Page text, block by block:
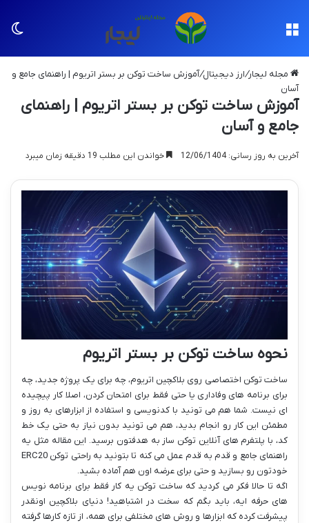
مجله لیجار/ارز دیجیتال/آموزش ساخت توکن بر بستر اتریوم | راهنمای جامع و
آسان
آموزش ساخت توکن بر بستر اتریوم | راهنمای
جامع و آسان
آخرین به روز رسانی: 12/06/1404 خواندن این مطلب 19 دقیقه زمان میبرد
نحوه ساخت توکن بر بستر اتریوم
ساخت توکن اختصاصی روی بلاکچین اتریوم، چه برای یک پروژه جدید، چه
برای برنامه های وفاداری یا حتی فقط برای امتحان کردن، اصلا کار پیچیده
ای نیست. شما هم می تونید با کدنویسی و استفاده از ابزارهای به روز و
مطمئن این کار رو انجام بدید، هم می تونید بدون نیاز به حتی یک خط
کد، با پلتفرم های آنلاین توکن ساز به هدفتون برسید. این مقاله مثل یه
راهنمای جامع و قدم به قدم عمل می کنه تا بتونید به راحتی توکن ERC20
خودتون رو بسازید و حتی برای عرضه اون هم آماده بشید.
اگه تا حالا فکر می کردید که ساخت توکن یه کار فقط برای برنامه نویس
های حرفه ایه، باید بگم که سخت در اشتباهید! دنیای بلاکچین اونقدر
پیشرفت کرده که ابزارها و روش های مختلفی برای همه، از تازه کارها گرفته